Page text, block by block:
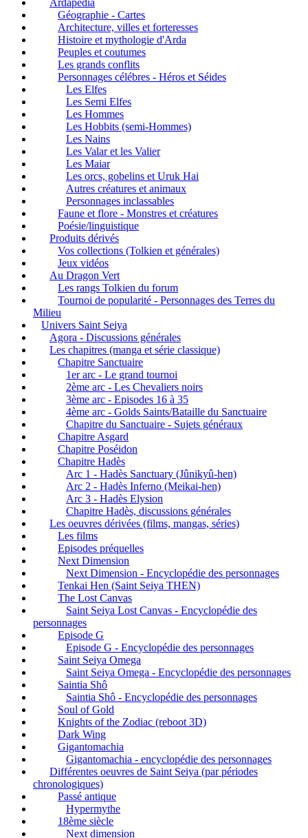
Géographie - Cartes
Architecture, villes et forteresses
Histoire et mythologie d'Arda
Peuples et coutumes
Les grands conflits
Personnages célébres - Héros et Séides
Les Elfes
Les Semi Elfes
Les Hommes
Les Hobbits (semi-Hommes)
Les Nains
Les Valar et les Valier
Les Maiar
Les orcs, gobelins et Uruk Hai
Autres créatures et animaux
Personnages inclassables
Faune et flore - Monstres et créatures
Poésie/linguistique
Produits dérivés
Vos collections (Tolkien et générales)
Jeux vidéos
Au Dragon Vert
Les rangs Tolkien du forum
Tournoi de popularité - Personnages des Terres du
Milieu
Univers Saint Seiya
Agora - Discussions générales
Les chapitres (manga et série classique)
Chapitre Sanctuaire
1er arc - Le grand tournoi
2ème arc - Les Chevaliers noirs
3ème arc - Episodes 16 à 35
4ème arc - Golds Saints/Bataille du Sanctuaire
Chapitre du Sanctuaire - Sujets généraux
Chapitre Asgard
Chapitre Poséidon
Chapitre Hadès
Arc 1 - Hadès Sanctuary (Jûnikyû-hen)
Arc 2 - Hadès Inferno (Meikai-hen)
Arc 3 - Hadès Elysion
Chapitre Hadès, discussions générales
Les oeuvres dérivées (films, mangas, séries)
Les films
Episodes préquelles
Next Dimension
Next Dimension - Encyclopédie des personnages
Tenkai Hen (Saint Seiya THEN)
The Lost Canvas
Saint Seiya Lost Canvas - Encyclopédie des
personnages
Episode G
Episode G - Encyclopédie des personnages
Saint Seiya Omega
Saint Seiya Omega - Encyclopédie des personnages
Saintia Shô
Saintia Shô - Encyclopédie des personnages
Soul of Gold
Knights of the Zodiac (reboot 3D)
Dark Wing
Gigantomachia
Gigantomachia - encyclopédie des personnages
Différentes oeuvres de Saint Seiya (par périodes
chronologiques)
Passé antique
Hypermythe
18ème siècle
Next dimension